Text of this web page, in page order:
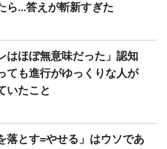
ら...答えが斬新すぎた
はほぼ無意味だった」認知
ても進行がゆっくりな人が
いたこと
落とす=やせる」はウソであ